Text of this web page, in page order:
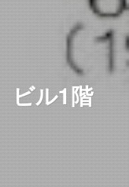
ル1階